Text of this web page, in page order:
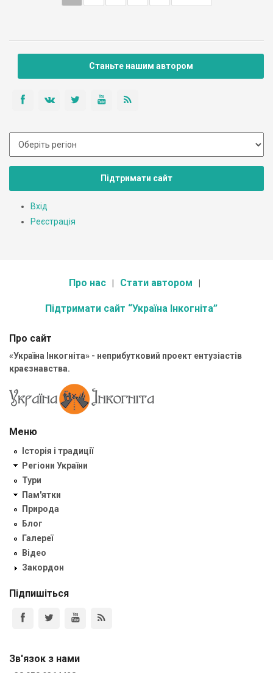
Станьте нашим автором
Підтримати сайт
Вхід
Реєстрація
Про нас Стати автором
Підтримати сайт “Україна Інкогніта”
Про сайт
«Україна Інкогніта» - неприбутковий проект ентузіастів
краєзнавства.
Меню
Історія і традиції
Регіони України
Тури
Пам'ятки
Природа
Блог
Галереї
Відео
Закордон
Підпишіться
Зв'язок з нами